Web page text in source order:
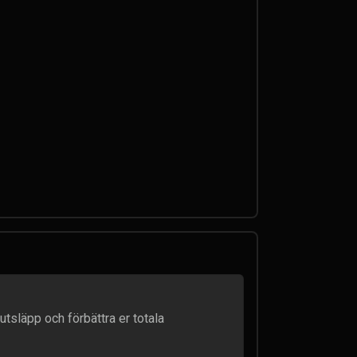
och förbättra er totala